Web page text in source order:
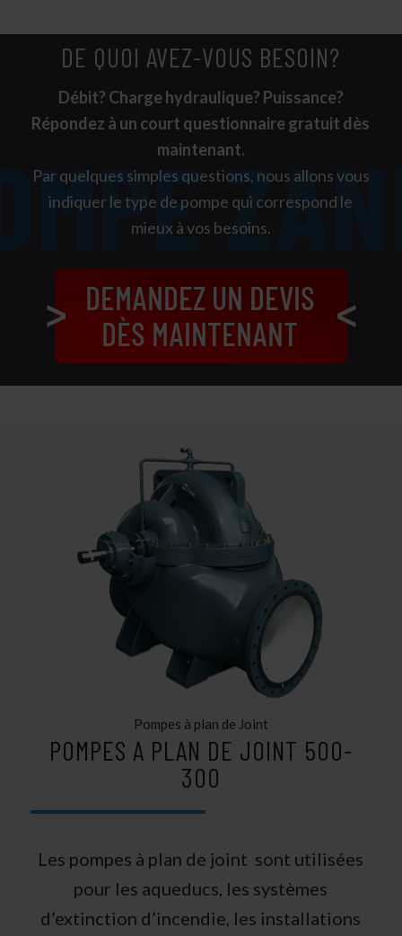
DE QUOI AVEZ-VOUS BESOIN?
Débit? Charge hydraulique? Puissance?
Répondez à un court questionnaire gratuit dès
maintenant.
Par quelques simples questions, nous allons vous
indiquer le type de pompe qui correspond le
mieux à vos besoins.
Pompes à plan de Joint
POMPES A PLAN DE JOINT 500-
300
Les pompes à plan de joint sont utilisées
pour les aqueducs, les systèmes
d’extinction d’incendie, les installations